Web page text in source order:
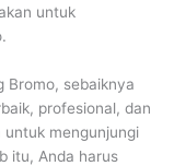
untuk
Bromo, sebaiknya
profesional, dan
untuk mengunjungi
itu, Anda harus